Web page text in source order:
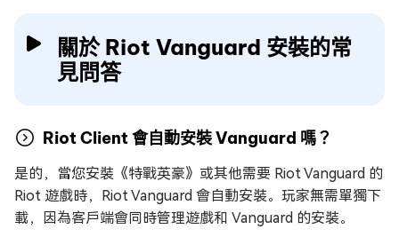
關於 Riot Vanguard 安裝的常
見問答
Riot Client 會自動安裝 Vanguard 嗎？
是的，當您安裝《特戰英豪》或其他需要 Riot Vanguard 的
Riot 遊戲時，Riot Vanguard 會自動安裝。玩家無需單獨下
載，因為客戶端會同時管理遊戲和 Vanguard 的安裝。